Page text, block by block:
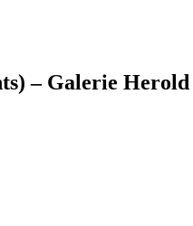
– Galerie Herold